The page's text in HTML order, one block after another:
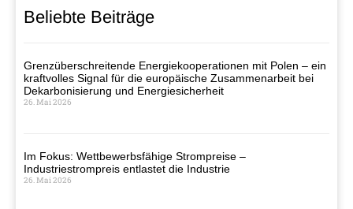
Beliebte Beiträge
Grenzüberschreitende Energiekooperationen mit Polen – ein
kraftvolles Signal für die europäische Zusammenarbeit bei
Dekarbonisierung und Energiesicherheit
26. Mai 2026
Im Fokus: Wettbewerbsfähige Strompreise –
Industriestrompreis entlastet die Industrie
26. Mai 2026